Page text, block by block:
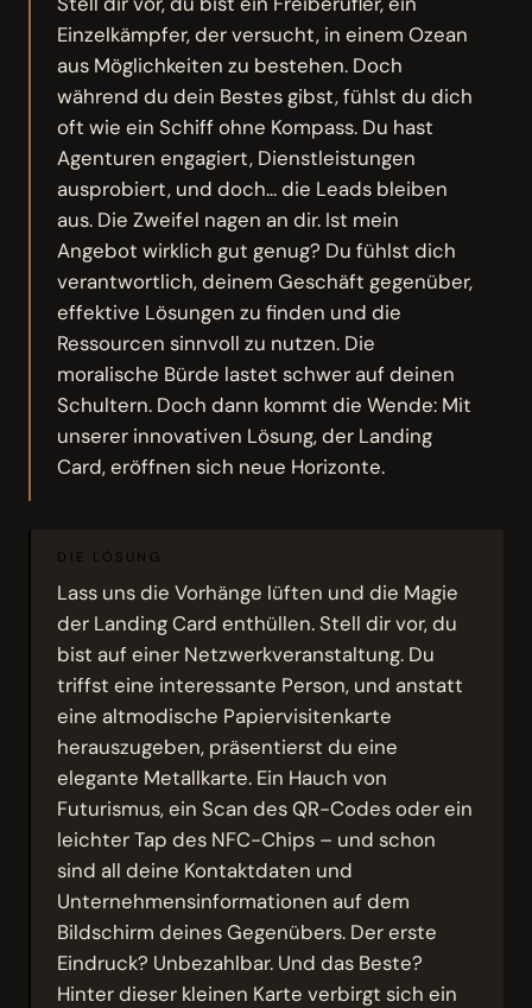
Einzelkämpfer, der versucht, in einem Ozean
aus Möglichkeiten zu bestehen. Doch
während du dein Bestes gibst, fühlst du dich
oft wie ein Schiff ohne Kompass. Du hast
Agenturen engagiert, Dienstleistungen
ausprobiert, und doch... die Leads bleiben
aus. Die Zweifel nagen an dir. Ist mein
Angebot wirklich gut genug? Du fühlst dich
verantwortlich, deinem Geschäft gegenüber,
effektive Lösungen zu finden und die
Ressourcen sinnvoll zu nutzen. Die
moralische Bürde lastet schwer auf deinen
Schultern. Doch dann kommt die Wende: Mit
unserer innovativen Lösung, der Landing
Card, eröffnen sich neue Horizonte.
DIE LÖSUNG
Lass uns die Vorhänge lüften und die Magie
der Landing Card enthüllen. Stell dir vor, du
bist auf einer Netzwerkveranstaltung. Du
triffst eine interessante Person, und anstatt
eine altmodische Papiervisitenkarte
herauszugeben, präsentierst du eine
elegante Metallkarte. Ein Hauch von
Futurismus, ein Scan des QR-Codes oder ein
leichter Tap des NFC-Chips – und schon
sind all deine Kontaktdaten und
Unternehmensinformationen auf dem
Bildschirm deines Gegenübers. Der erste
Eindruck? Unbezahlbar. Und das Beste?
Hinter dieser kleinen Karte verbirgt sich ein